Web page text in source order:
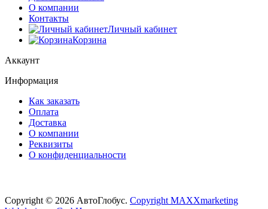
О компании
Контакты
Личный кабинет
Корзина
Аккаунт
Информация
Как заказать
Оплата
Доставка
О компании
Реквизиты
О конфиденциальности
Copyright © 2026 АвтоГлобус. Copyright MAXXmarketing